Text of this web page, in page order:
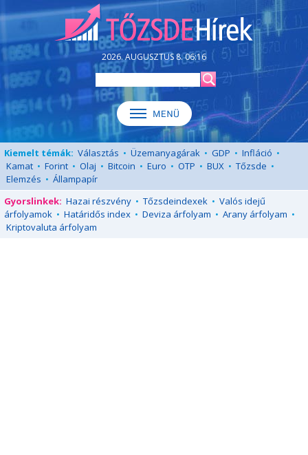
2026. AUGUSZTUS 8. 06:16
Kiemelt témák: Választás • Üzemanyagárak • GDP • Infláció •
Kamat • Forint • Olaj • Bitcoin • Euro • OTP • BUX • Tőzsde •
Elemzés • Állampapír
Gyorslinkek: Hazai részvény • Tőzsdeindexek • Valós idejű
árfolyamok • Határidős index • Deviza árfolyam • Arany árfolyam •
Kriptovaluta árfolyam